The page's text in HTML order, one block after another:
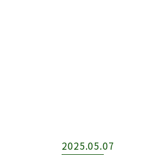
2025.05.07